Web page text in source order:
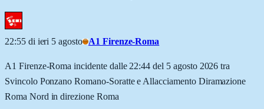
22:55 di ieri 5 agosto A1 Firenze-Roma
A1 Firenze-Roma incidente dalle 22:44 del 5 agosto 2026 tra
Svincolo Ponzano Romano-Soratte e Allacciamento Diramazione
Roma Nord in direzione Roma